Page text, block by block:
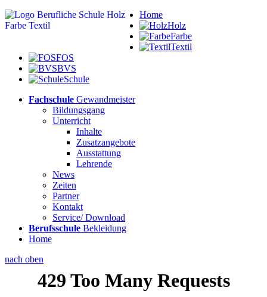
Home
Holz
Farbe
Textil
FOS
BVS
Schule
Fachschule Gewandmeister
Bildungsgang
Unterricht
Inhalte
Zusatzangebote
Ausstattung
Lehrende
News
Zeiten
Partner
Kontakt
Service/ Download
Berufsschule Bekleidung
Home
nach oben